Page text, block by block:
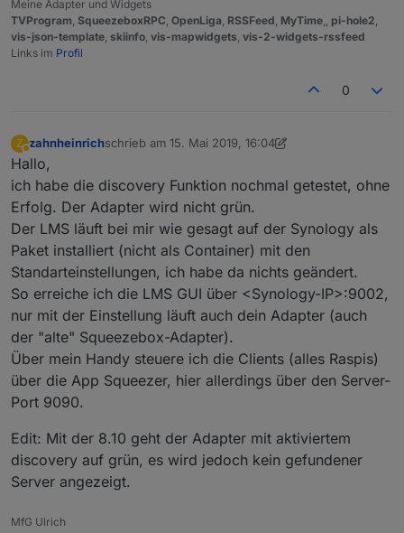
Meine Adapter und Widgets
TVProgram SqueezeboxRPC OpenLiga RSSFeed MyTime pi-hole2
vis-json-template skiinfo vis-mapwidgets vis-2-widgets-rssfeed
Links im Profil
0
Z
Abwesend
zahnheinrichschrieb am 15. Mai 2019, 16:04
zuletzt editiert von zahnheinrich
Hallo,
ich habe die discovery Funktion nochmal getestet, ohne
Erfolg. Der Adapter wird nicht grün.
Der LMS läuft bei mir wie gesagt auf der Synology als
Paket installiert (nicht als Container) mit den
Standarteinstellungen, ich habe da nichts geändert.
So erreiche ich die LMS GUI über <Synology-IP>:9002,
nur mit der Einstellung läuft auch dein Adapter (auch
der "alte" Squeezebox-Adapter).
Über mein Handy steuere ich die Clients (alles Raspis)
über die App Squeezer, hier allerdings über den Server-
Port 9090.
Edit: Mit der 8.10 geht der Adapter mit aktiviertem
discovery auf grün, es wird jedoch kein gefundener
Server angezeigt.
MfG Ulrich